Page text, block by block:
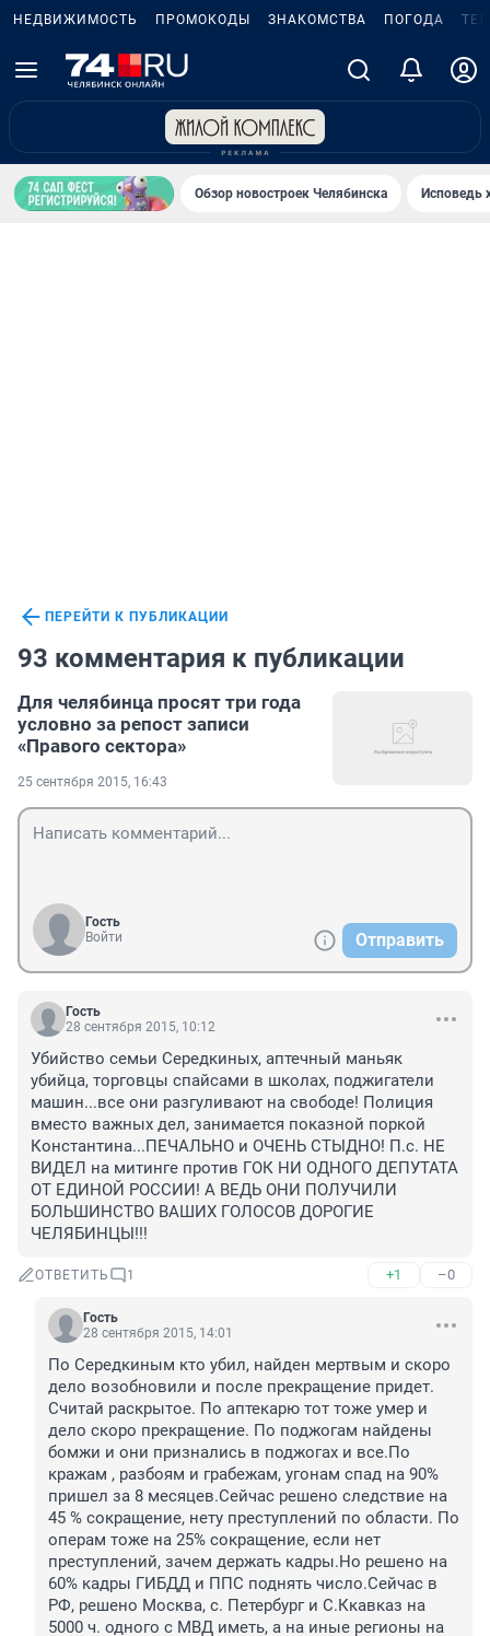
НЕДВИЖИМОСТЬ ПРОМОКОДЫ ЗНАКОМСТВА ПОГОДА
Обзор новостроек Челябинска Исповедь
ПЕРЕЙТИ К ПУБЛИКАЦИИ
93 комментария к публикации
Для челябинца просят три года
условно за репост записи
«Правого сектора»
25 сентября 2015, 16:43
Гость
Войти
Отправить
Гость
28 сентября 2015, 10:12
Убийство семьи Середкиных, аптечный маньяк
убийца, торговцы спайсами в школах, поджигатели
машин...все они разгуливают на свободе! Полиция
вместо важных дел, занимается показной поркой
Константина...ПЕЧАЛЬНО и ОЧЕНЬ СТЫДНО! П.с. НЕ
ВИДЕЛ на митинге против ГОК НИ ОДНОГО ДЕПУТАТА
ОТ ЕДИНОЙ РОССИИ! А ВЕДЬ ОНИ ПОЛУЧИЛИ
БОЛЬШИНСТВО ВАШИХ ГОЛОСОВ ДОРОГИЕ
ЧЕЛЯБИНЦЫ!!!
ОТВЕТИТЬ 1 +1 –0
Гость
28 сентября 2015, 14:01
По Середкиным кто убил, найден мертвым и скоро
дело возобновили и после прекращение придет.
Считай раскрытое. По аптекарю тот тоже умер и
дело скоро прекращение. По поджогам найдены
бомжи и они признались в поджогах и все.По
кражам , разбоям и грабежам, угонам спад на 90%
пришел за 8 месяцев.Сейчас решено следствие на
45 % сокращение, нету преступлений по области. По
операм тоже на 25% сокращение, если нет
преступлений, зачем держать кадры.Но решено на
60% кадры ГИБДД и ППС поднять число.Сейчас в
РФ, решено Москва, с. Петербург и С.Ккавказ на
5000 ч. одного с МВД иметь, а на иные регионы на